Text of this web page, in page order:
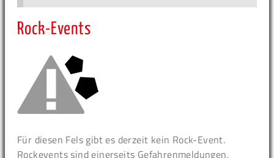
Rock-Events
Für diesen Fels gibt es derzeit kein Rock-Event.
Rockevents sind einerseits Gefahrenmeldungen,